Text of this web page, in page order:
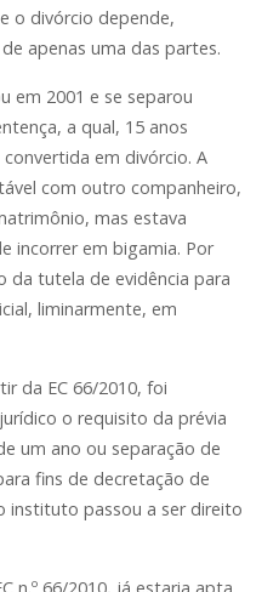
o divórcio depende,
apenas uma das partes.
em 2001 e se separou
a qual, 15 anos
em divórcio. A
com outro companheiro,
mas estava
incorrer em bigamia. Por
da tutela de evidência para
liminarmente, em
da EC 66/2010, foi
o requisito da prévia
um ano ou separação de
fins de decretação de
instituto passou a ser direito